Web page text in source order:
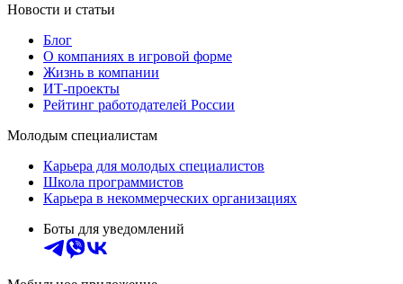
Новости и статьи
Блог
О компаниях в игровой форме
Жизнь в компании
ИТ-проекты
Рейтинг работодателей России
Молодым специалистам
Карьера для молодых специалистов
Школа программистов
Карьера в некоммерческих организациях
Боты для уведомлений